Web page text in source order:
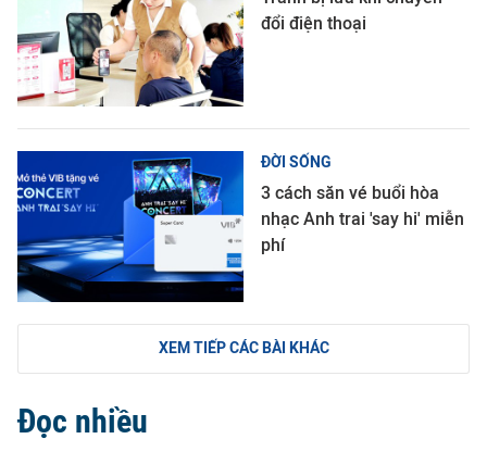
đổi điện thoại
ĐỜI SỐNG
3 cách săn vé buổi hòa
nhạc Anh trai 'say hi' miễn
phí
XEM TIẾP CÁC BÀI KHÁC
Đọc nhiều